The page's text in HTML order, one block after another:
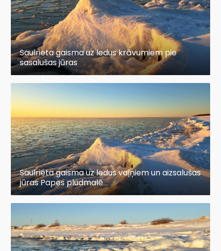
Saulrieta gaisma uz ledus krāvumiem pie
sasalušas jūras
Saulrieta gaisma uz ledus vaļņiem un aizsalušas
jūras Papes pludmalē